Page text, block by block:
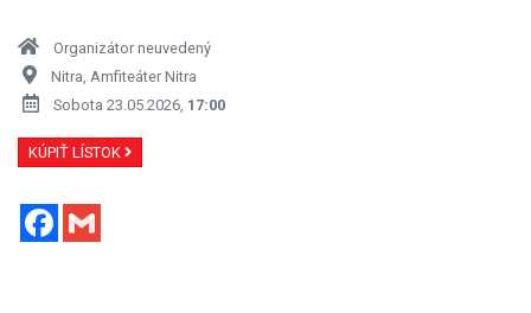
Organizátor neuvedený
Nitra, Amfiteáter Nitra
Sobota 23.05.2026, 17:00
KÚPIŤ LÍSTOK
Facebook